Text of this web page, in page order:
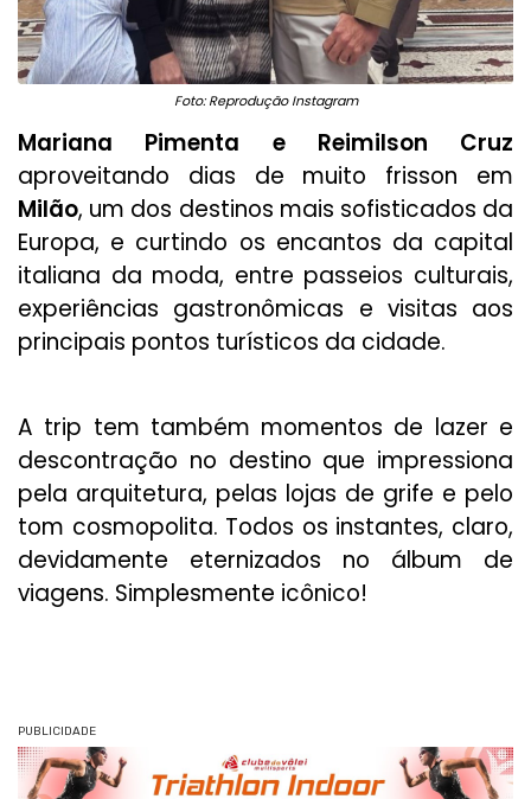
Foto: Reprodução Instagram
Mariana Pimenta e Reimilson Cruz
aproveitando dias de muito frisson em
Milão, um dos destinos mais sofisticados da
Europa, e curtindo os encantos da capital
italiana da moda, entre passeios culturais,
experiências gastronômicas e visitas aos
principais pontos turísticos da cidade.
A trip tem também momentos de lazer e
descontração no destino que impressiona
pela arquitetura, pelas lojas de grife e pelo
tom cosmopolita. Todos os instantes, claro,
devidamente eternizados no álbum de
viagens. Simplesmente icônico!
PUBLICIDADE